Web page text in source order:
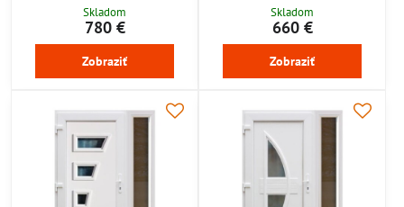
Skladom
780 €
Zobraziť
Skladom
660 €
Zobraziť